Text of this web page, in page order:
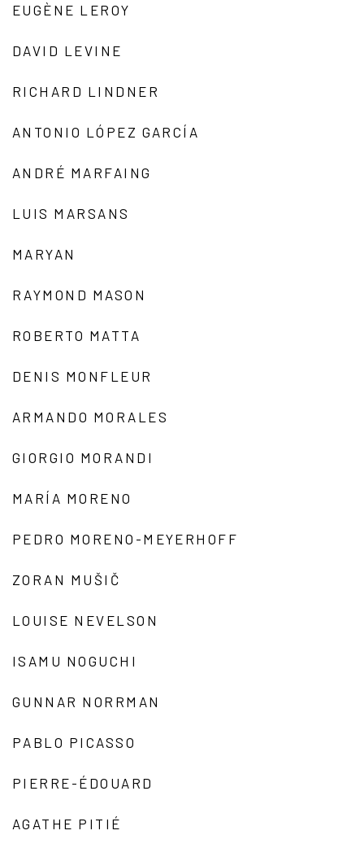
EUGÈNE LEROY
DAVID LEVINE
RICHARD LINDNER
ANTONIO LÓPEZ GARCÍA
ANDRÉ MARFAING
LUIS MARSANS
MARYAN
RAYMOND MASON
ROBERTO MATTA
DENIS MONFLEUR
ARMANDO MORALES
GIORGIO MORANDI
MARÍA MORENO
PEDRO MORENO-MEYERHOFF
ZORAN MUŠIČ
LOUISE NEVELSON
ISAMU NOGUCHI
GUNNAR NORRMAN
PABLO PICASSO
PIERRE-ÉDOUARD
AGATHE PITIÉ